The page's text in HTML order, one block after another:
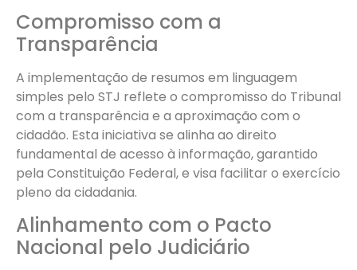
Compromisso com a
Transparência
A implementação de resumos em linguagem
simples pelo STJ reflete o compromisso do Tribunal
com a transparência e a aproximação com o
cidadão. Esta iniciativa se alinha ao direito
fundamental de acesso à informação, garantido
pela Constituição Federal, e visa facilitar o exercício
pleno da cidadania.
Alinhamento com o Pacto
Nacional pelo Judiciário